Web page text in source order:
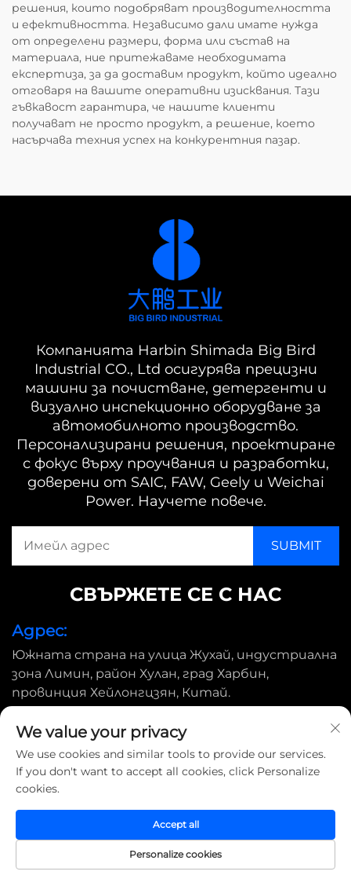
решения, които подобряват производителността
и ефективността. Независимо дали имате нужда
от определени размери, форма или състав на
материала, ние притежаваме необходимата
експертиза, за да доставим продукт, който идеално
отговаря на вашите оперативни изисквания. Тази
гъвкавост гарантира, че нашите клиенти
получават не просто продукт, а решение, което
насърчава техния успех на конкурентния пазар.
Компанията Harbin Shimada Big Bird
Industrial CO., Ltd осигурява прецизни
машини за почистване, детергенти и
визуално инспекционно оборудване за
автомобилното производство.
Персонализирани решения, проектиране
с фокус върху проучвания и разработки,
доверени от SAIC, FAW, Geely и Weichai
Power. Научете повече.
СВЪРЖЕТЕ СЕ С НАС
Адрес:
Южната страна на улица Жухай, индустриална
зона Лимин, район Хулан, град Харбин,
провинция Хейлонгцзян, Китай.
[email protected]
Политика за поверителност
We value your privacy
We use cookies and similar tools to provide our services.
If you don't want to accept all cookies, click Personalize
cookies.
Personalize cookies
Accept all